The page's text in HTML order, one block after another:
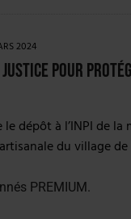
2024
pour
dépôt à l’INPI de la
du village
PREMIUM.